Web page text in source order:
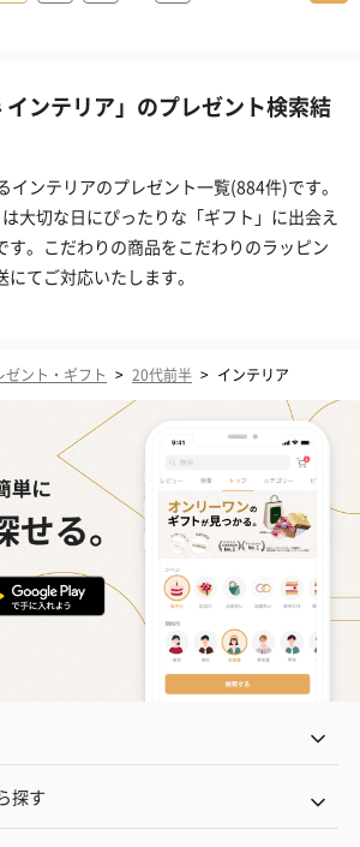
インテリア」のプレゼント検索結
インテリアのプレゼント一覧(884件)です。
は大切な日にぴったりな「ギフト」に出会え
す。こだわりの商品をこだわりのラッピン
てご対応いたします。
ゼント・ギフト > 20代前半 > インテリア
探す